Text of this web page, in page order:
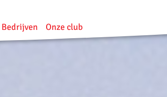
Bedrijven Onze club